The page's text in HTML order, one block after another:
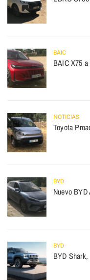
BAIC
BAIC X75 a
NOTICIAS
Toyota
BYD
Nuevo
BYD
BYD